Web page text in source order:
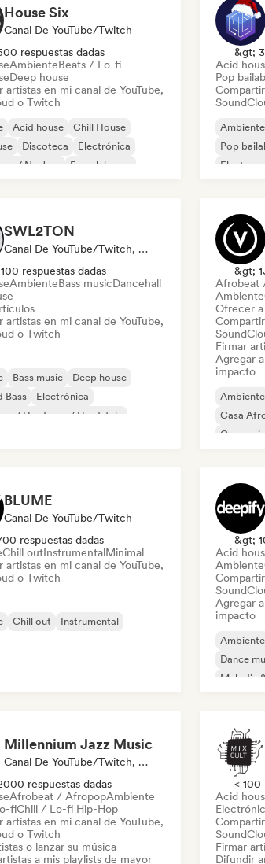
House Six
Canal De YouTube/Twitch
respuestas dadas
AmbienteBeats / Lo-fi
Deep house
artistas en mi canal de YouTube,
o Twitch
Acid house
Chill House
Discoteca
Electrónica
/ Nu Jazz
French house
&gt;
Acid
Pop
Ambiente
Pop
SWL2TON
Canal De YouTube/Twitch, Medios De Comunicación/Periodista
respuestas dadas
AmbienteBass musicDancehall
artistas en mi canal de YouTube,
o Twitch
Bass music
Deep house
Bass
Electrónica
/ Hardcore / Hardstyle
&gt;
Afrobeat
Ambiente
Ofrecer
Firmar
Agregar
impacto
Ambiente
Casa
BLUME
Canal De YouTube/Twitch
respuestas dadas
Chill outInstrumentalMinimal
artistas en mi canal de YouTube,
o Twitch
Chill out
Instrumental
&gt;
Acid
Ambiente
Agregar
impacto
Ambiente
Dance
Melodic
Millennium Jazz Music
Canal De YouTube/Twitch, Etiqueta, Playlist Curator
respuestas dadas
Afrobeat / AfropopAmbiente
fiChill / Lo-fi Hip-Hop
artistas en mi canal de YouTube,
o Twitch
o lanzar su música
a mis playlists de mayor
< 100
Acid
Firmar
Difundir